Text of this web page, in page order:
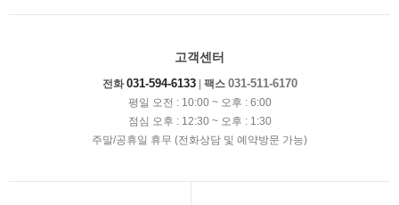
고객센터
전화 031-594-6133| 팩스 031-511-6170
평일 오전 : 10:00 ~ 오후 : 6:00
점심 오후 : 12:30 ~ 오후 : 1:30
주말/공휴일 휴무 (전화상담 및 예약방문 가능)